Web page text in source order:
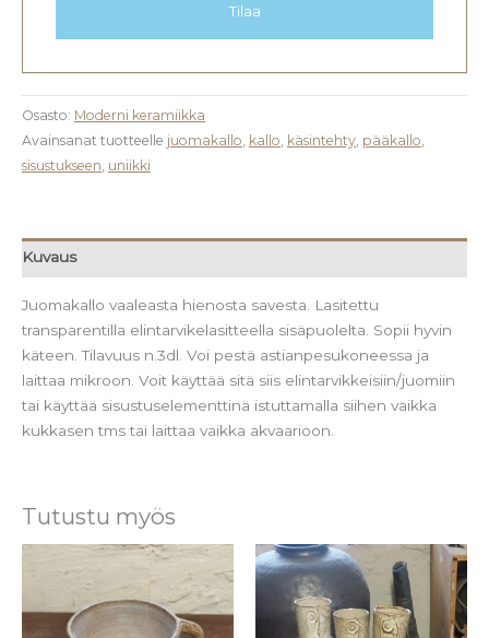
Tilaa
Osasto: Moderni keramiikka
Avainsanat tuotteelle juomakallo kallo käsintehty pääkallo
sisustukseen uniikki
Kuvaus
Juomakallo vaaleasta hienosta savesta. Lasitettu
transparentilla elintarvikelasitteella sisäpuolelta. Sopii hyvin
käteen. Tilavuus n.3dl. Voi pestä astianpesukoneessa ja
laittaa mikroon. Voit käyttää sitä siis elintarvikkeisiin/juomiin
tai käyttää sisustuselementtinä istuttamalla siihen vaikka
kukkasen tms tai laittaa vaikka akvaarioon.
Tutustu myös